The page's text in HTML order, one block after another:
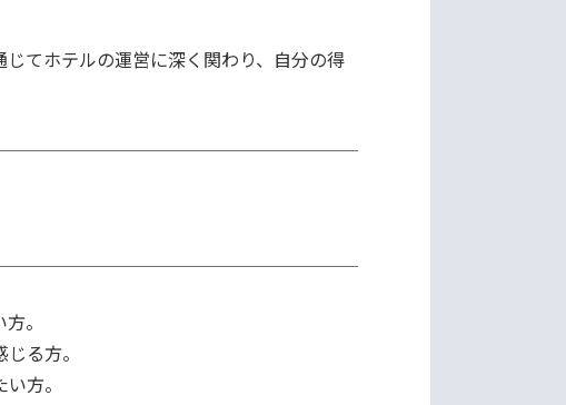
てホテルの運営に深く関わり、自分の得
。
る方。
方。